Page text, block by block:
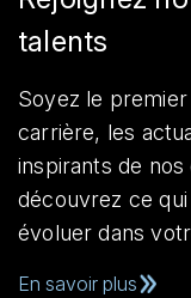
talents
Soyez le
carrière, les
inspirants de
découvrez ce
évoluer dans
En savoir plus